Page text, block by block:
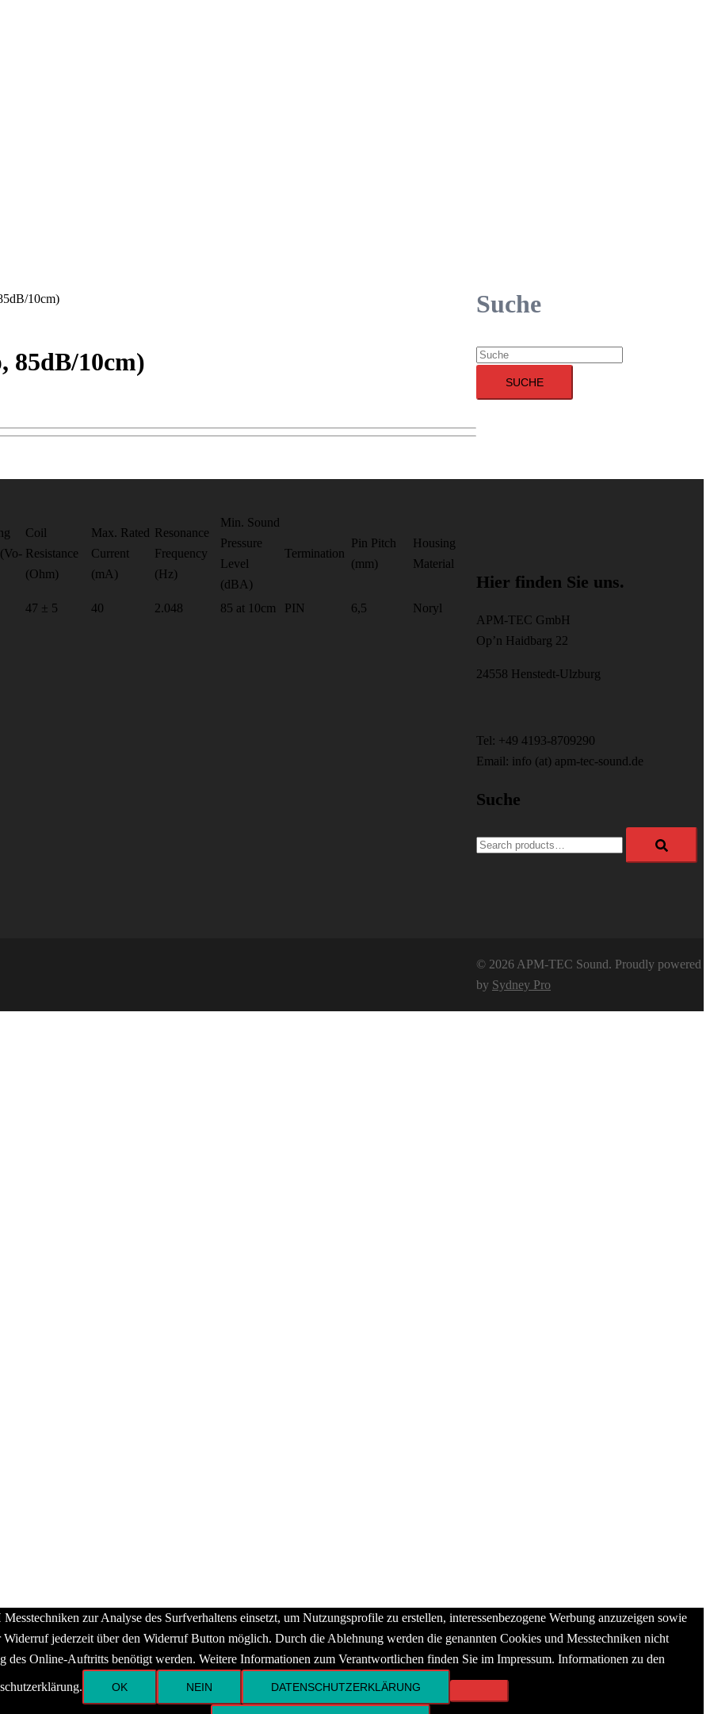
10cm)
85dB/10cm)
Coil
Resistance
(Ohm)
Max. Rated
Current
(mA)
Resonance
Frequency
(Hz)
Min. Sound
Pressure
Level
(dBA)
Termination
Pin Pitch
(mm)
Housing
Material
47 ± 5 40 2.048 85 at 10cm PIN 6,5 Noryl
Suche
Suche
SUCHE
Hier finden Sie uns.
APM-TEC GmbH
Op’n Haidbarg 22
24558 Henstedt-Ulzburg
Tel: +49 4193-8709290
Email: info (at) apm-tec-sound.de
Suche
Search
for:
© 2026 APM-TEC Sound. Proudly powered
by Sydney Pro
zur Analyse des Surfverhaltens einsetzt, um Nutzungsprofile zu erstellen, interessenbezogene Werbung anzuzeigen sowie
jederzeit über den Widerruf Button möglich. Durch die Ablehnung werden die genannten Cookies und Messtechniken nicht
des Online-Auftritts benötigt werden. Weitere Informationen zum Verantwortlichen finden Sie im Impressum. Informationen zu den
OK NEIN DATENSCHUTZERKLÄRUNG